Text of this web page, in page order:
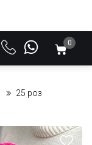
0
25 роз